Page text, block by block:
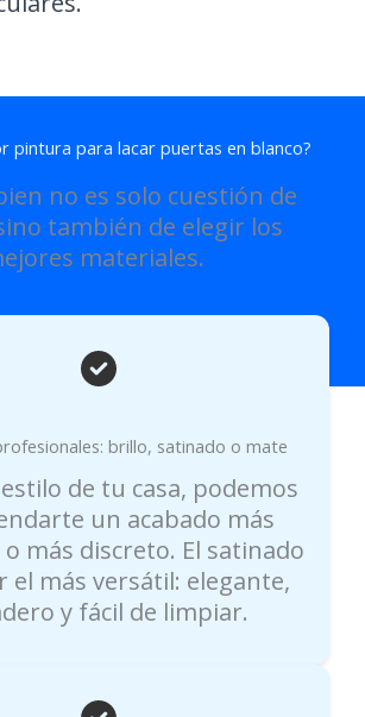
pintura para lacar puertas en blanco?
no es solo cuestión de
también de elegir los
materiales.
brillo, satinado o mate
de tu casa, podemos
un acabado más
más discreto. El satinado
el más versátil: elegante,
y fácil de limpiar.